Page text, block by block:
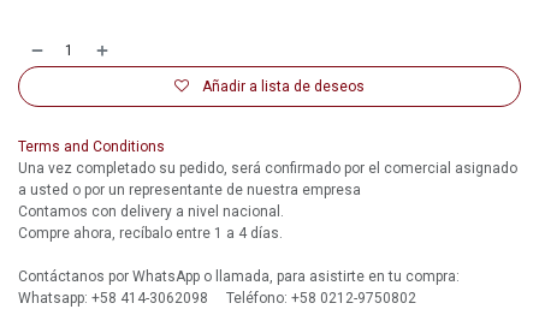
Añadir a lista de deseos
Terms and Conditions
Una vez completado su pedido, será confirmado por el comercial asignado
a usted o por un representante de nuestra empresa
Contamos con delivery a nivel nacional.
Compre ahora, recíbalo entre 1 a 4 días.
Contáctanos por WhatsApp o llamada, para asistirte en tu compra:
Whatsapp: +58 414-3062098 Teléfono: +58 0212-9750802